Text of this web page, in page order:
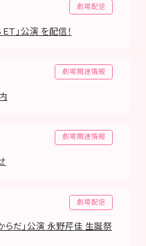
劇場配信
Ｔ」公演 を配信！
劇場関連情報
劇場関連情報
劇場配信
らだ」公演 永野芹佳 生誕祭